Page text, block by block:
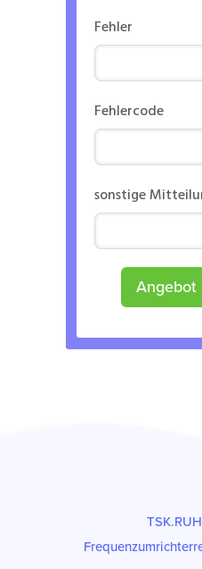
Fehler
Fehlercode
sonstige
Angebot